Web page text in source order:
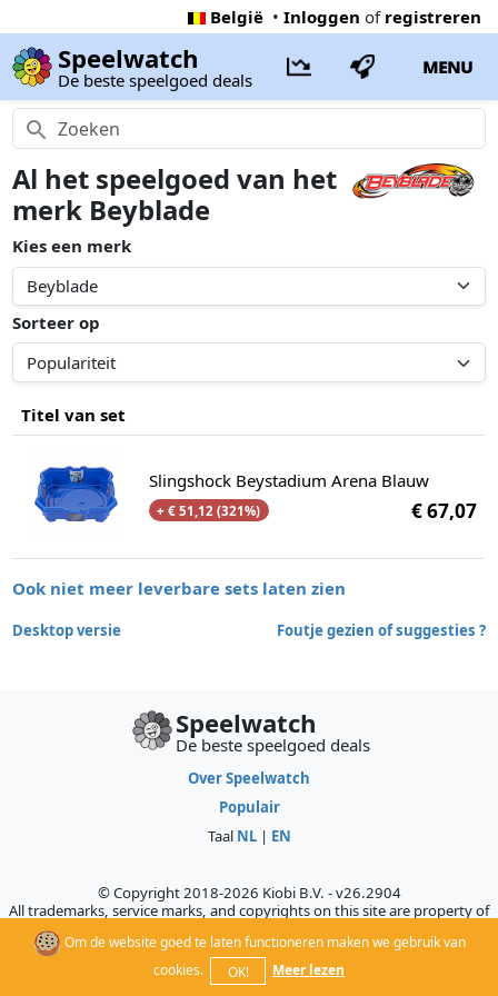
België • Inloggen of registreren
Speelwatch
De beste speelgoed deals
MENU
Al het speelgoed van het
merk Beyblade
Kies een merk
Sorteer op
Titel van set
Slingshock Beystadium Arena Blauw
+ € 51,12 (321%) € 67,07
Ook niet meer leverbare sets laten zien
Desktop versie Foutje gezien of suggesties ?
Om de website goed te laten functioneren maken we gebruik van
cookies.
OK! Meer lezen
Speelwatch
De beste speelgoed deals
Over Speelwatch
Populair
Taal NL| EN
© Copyright 2018-2026 Kiobi B.V. - v26.2904
All trademarks, service marks, and copyrights on this site are property of
their respective owners, who do not sponsor, authorize, or endorse this
site.